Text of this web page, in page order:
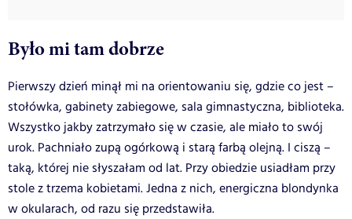
Było mi tam dobrze
Pierwszy dzień minął mi na orientowaniu się, gdzie co jest –
stołówka, gabinety zabiegowe, sala gimnastyczna, biblioteka.
Wszystko jakby zatrzymało się w czasie, ale miało to swój
urok. Pachniało zupą ogórkową i starą farbą olejną. I ciszą –
taką, której nie słyszałam od lat. Przy obiedzie usiadłam przy
stole z trzema kobietami. Jedna z nich, energiczna blondynka
w okularach, od razu się przedstawiła.